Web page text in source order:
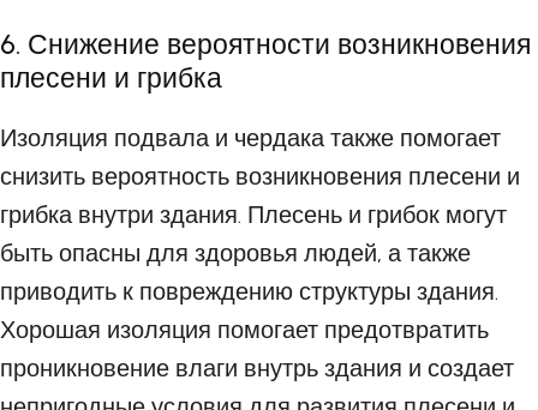
6. Снижение вероятности возникновения
плесени и грибка
Изоляция подвала и чердака также помогает
снизить вероятность возникновения плесени и
грибка внутри здания. Плесень и грибок могут
быть опасны для здоровья людей, а также
приводить к повреждению структуры здания.
Хорошая изоляция помогает предотвратить
проникновение влаги внутрь здания и создает